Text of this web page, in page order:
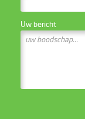
Uw bericht